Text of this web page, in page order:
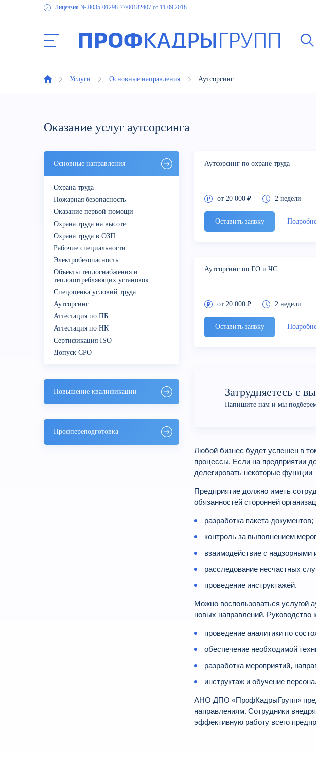
Лицензия № Л035-01298-77/00182407 от 11.09.2018
Услуги Основные направления Аутсорсинг
Оказание услуг аутсорсинга
Основные направления
Охрана труда
Пожарная безопасность
Оказание первой помощи
Охрана труда на высоте
Охрана труда в ОЗП
Рабочие специальности
Электробезопасность
Объекты теплоснабжения и
теплопотребляющих установок
Спецоценка условий труда
Аутсорсинг
Аттестация по ПБ
Аттестация по НК
Сертификация ISO
Допуск СРО
Повышение квалификации
Профпереподготовка
Аутсорсинг по охране труда
от 20 000 ₽ 2 недели
Оставить заявку
Аутсорсинг по ГО и ЧС
от 20 000 ₽ 2 недели
Оставить заявку
Затрудняетесь с
Напишите нам и мы
Любой бизнес будет успешен в
процессы. Если на предприятии
делегировать некоторые функции
Предприятие должно иметь
обязанностей сторонней
разработка пакета документов;
контроль за выполнением
взаимодействие с
расследование несчастных
проведение инструктажей.
Можно воспользоваться услугой
новых направлений.
проведение аналитики по
обеспечение необходимой
разработка мероприятий,
инструктаж и обучение
АНО ДПО «ПрофКадрыГрупп»
направлениям. Сотрудники
эффективную работу всего